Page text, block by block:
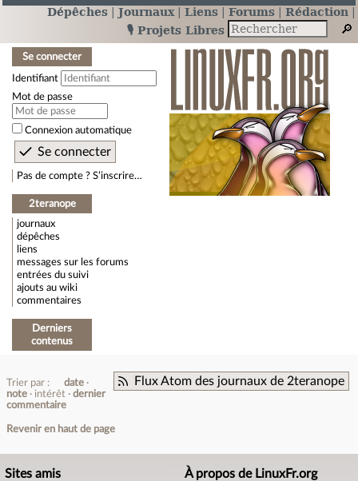
Dépêches Journaux Liens Forums
Rédaction
🎙️ Projets Libres
Se connecter
Identifiant
Mot de passe
Connexion automatique
Pas de compte ? S’inscrire…
2teranope
journaux
dépêches
liens
messages sur les forums
entrées du suivi
ajouts au wiki
commentaires
Derniers
contenus
Flux Atom des journaux de 2teranope
Trier par :
date
note
intérêt
dernier
commentaire
Revenir en haut de page
Sites amis À propos de LinuxFr.org